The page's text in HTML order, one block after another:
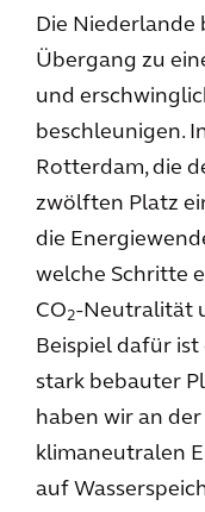
Die Niederlande
Übergang zu
und
beschleunigen.
Rotterdam, die
zwölften Platz
die
welche Schritte
CO2-Neutralität
Beispiel dafür
stark bebauter
haben wir an
klimaneutralen
auf